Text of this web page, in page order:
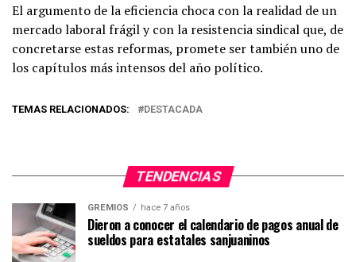
El argumento de la eficiencia choca con la realidad de un
mercado laboral frágil y con la resistencia sindical que, de
concretarse estas reformas, promete ser también uno de
los capítulos más intensos del año político.
TEMAS RELACIONADOS: DESTACADA
TENDENCIAS
GREMIOS hace 7 años
Dieron a conocer el calendario de pagos anual de
sueldos para estatales sanjuaninos